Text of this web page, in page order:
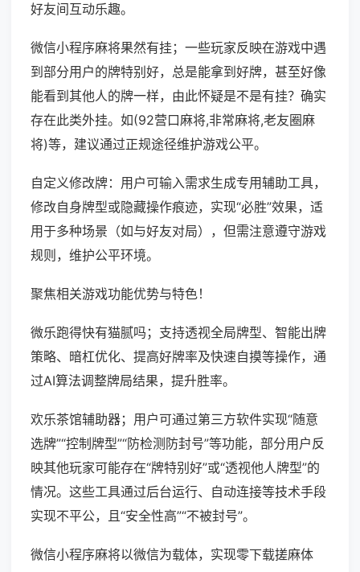
好友间互动乐趣。
微信小程序麻将果然有挂；一些玩家反映在游戏中遇
到部分用户的牌特别好，总是能拿到好牌，甚至好像
能看到其他人的牌一样，由此怀疑是不是有挂？确实
存在此类外挂。如(92营口麻将,非常麻将,老友圈麻
将)等，建议通过正规途径维护游戏公平。
自定义修改牌：用户可输入需求生成专用辅助工具，
修改自身牌型或隐藏操作痕迹，实现“必胜”效果，适
用于多种场景（如与好友对局），但需注意遵守游戏
规则，维护公平环境。
聚焦相关游戏功能优势与特色！
微乐跑得快有猫腻吗；支持透视全局牌型、智能出牌
策略、暗杠优化、提高好牌率及快速自摸等操作，通
过AI算法调整牌局结果，提升胜率。
欢乐茶馆辅助器；用户可通过第三方软件实现“随意
选牌”“控制牌型”“防检测防封号”等功能，部分用户反
映其他玩家可能存在“牌特别好”或“透视他人牌型”的
情况。这些工具通过后台运行、自动连接等技术手段
实现不平公，且“安全性高”“不被封号”。
微信小程序麻将以微信为载体，实现零下载搓麻体